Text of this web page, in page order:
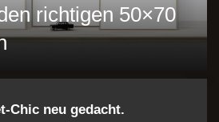
richtigen 50×70
Chic neu gedacht.